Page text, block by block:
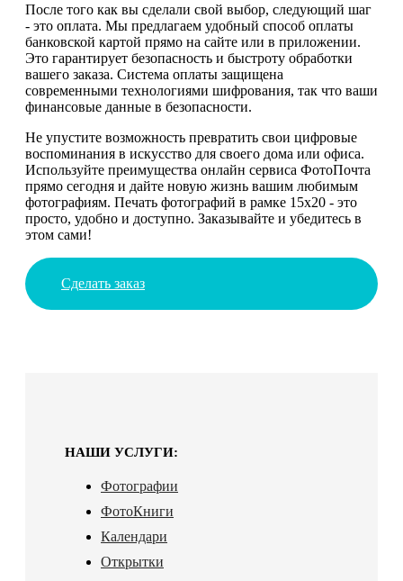
После того как вы сделали свой выбор, следующий шаг
- это оплата. Мы предлагаем удобный способ оплаты
банковской картой прямо на сайте или в приложении.
Это гарантирует безопасность и быстроту обработки
вашего заказа. Система оплаты защищена
современными технологиями шифрования, так что ваши
финансовые данные в безопасности.
Не упустите возможность превратить свои цифровые
воспоминания в искусство для своего дома или офиса.
Используйте преимущества онлайн сервиса ФотоПочта
прямо сегодня и дайте новую жизнь вашим любимым
фотографиям. Печать фотографий в рамке 15х20 - это
просто, удобно и доступно. Заказывайте и убедитесь в
этом сами!
Сделать заказ
НАШИ УСЛУГИ:
Фотографии
ФотоКниги
Календари
Открытки